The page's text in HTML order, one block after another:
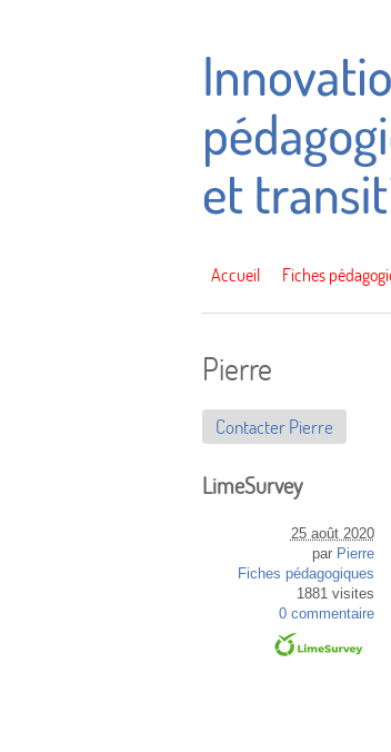
Accueil Fiches
Pierre
Contacter Pierre
LimeSurvey
25 août 2020
par Pierre
Fiches pédagogiques
1881 visites
0 commentaire